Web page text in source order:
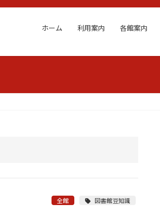
ホーム 利用案内 各館案内
全館 図書館豆知識